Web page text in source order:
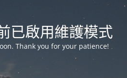
已啟用維護模式
Thank you for your patience!